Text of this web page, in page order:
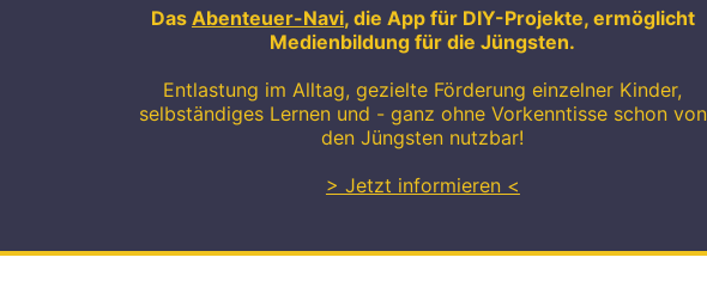
Das Abenteuer-Navi, die App für DIY-Projekte, ermöglicht
Medienbildung für die Jüngsten.
Entlastung im Alltag, gezielte Förderung einzelner Kinder,
selbständiges Lernen und - ganz ohne Vorkenntisse schon von
den Jüngsten nutzbar!
> Jetzt informieren <